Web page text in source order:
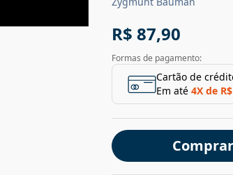
R$ 87,90
Formas de pagamento:
Cartão de
Em até 4X de
Comprar